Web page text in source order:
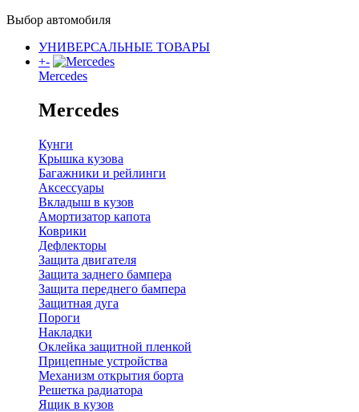
Выбор автомобиля
УНИВЕРСАЛЬНЫЕ ТОВАРЫ
+-
Mercedes
Mercedes
Кунги
Крышка кузова
Багажники и рейлинги
Аксессуары
Вкладыш в кузов
Амортизатор капота
Коврики
Дефлекторы
Защита двигателя
Защита заднего бампера
Защита переднего бампера
Защитная дуга
Пороги
Накладки
Оклейка защитной пленкой
Прицепные устройства
Механизм открытия борта
Решетка радиатора
Ящик в кузов